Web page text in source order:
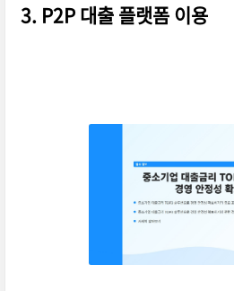
3. P2P 대출 플랫폼 이용